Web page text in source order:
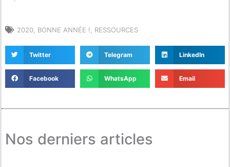
2020 BONNE ANNÉE ! RESSOURCES
Twitter Telegram LinkedIn
Facebook WhatsApp Email
Nos derniers articles